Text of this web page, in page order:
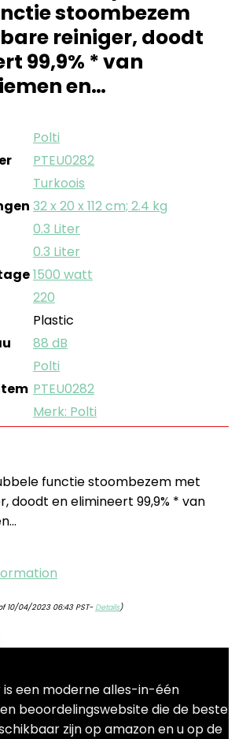
stoombezem
reiniger, doodt
99,9% * van
en…
‎Polti
‎PTEU0282
‎Turkoois
‎32 x 20 x 112 cm; 2.4 kg
‎0.3 Liter
‎0.3 Liter
‎1500 watt
‎220
‎Plastic
‎88 dB
‎Polti
‎PTEU0282
Merk: Polti
functie stoombezem met
doodt en elimineert 99,9% * van
10/04/2023 06:43 PST- Details)
een moderne alles-in-één
beoordelingswebsite die de beste
zijn op amazon en u op de